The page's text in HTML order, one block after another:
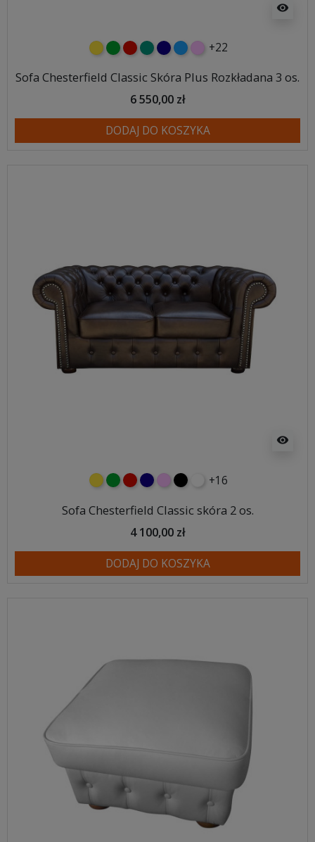
visibility
żółtyzielonyczerwony
turkusowy
granatowy
niebieski
różowy
+22
Sofa Chesterfield Classic Skóra Plus Rozkładana 3 os.
6 550,00 zł
DODAJ DO KOSZYKA
visibility
żółtyzielonyczerwony
granatowy
różowyczarnybiały+16
Sofa Chesterfield Classic skóra 2 os.
4 100,00 zł
DODAJ DO KOSZYKA